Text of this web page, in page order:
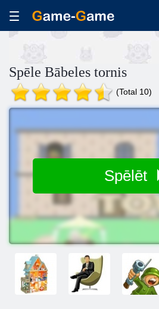
Spēle Bābeles tornis
(Total 10)
Spēlēt